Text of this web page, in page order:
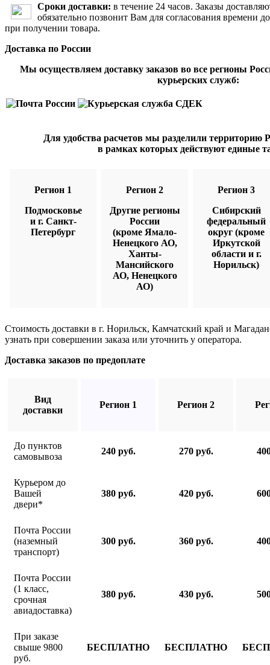
Сроки доставки: в течение 24 часов. Заказы
обязательно позвонит Вам для согласования времени
при получении товара.
Доставка по России
Мы осуществляем доставку заказов во все регионы
курьерских служб:
Для удобства расчетов мы разделили территорию
в рамках которых действуют единые
Регион 1
Подмосковье
и г. Санкт-
Петербург
Регион 2
Другие регионы
России
(кроме Ямало-
Ненецкого АО,
Ханты-
Мансийского
АО, Ненецкого
АО)
Регион 3
Сибирский
федеральный
округ (кроме
Иркутской
области и г.
Норильск)
Стоимость доставки в г. Норильск, Камчатский край и
узнать при совершении заказа или уточнить у оператора.
Доставка заказов по предоплате
Вид
доставки
Регион 1 Регион 2
До пунктов
самовывоза
240 руб. 270 руб.
Курьером до
Вашей
двери*
380 руб. 420 руб.
Почта России
(наземный
транспорт)
300 руб. 360 руб.
Почта России
(1 класс,
срочная
авиадоставка)
380 руб. 430 руб.
При заказе
свыше 9800
руб.
БЕСПЛАТНО БЕСПЛАТНО